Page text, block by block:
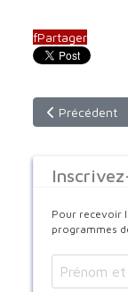
fPartager
Article
Précédent
Pour recevoir
programmes